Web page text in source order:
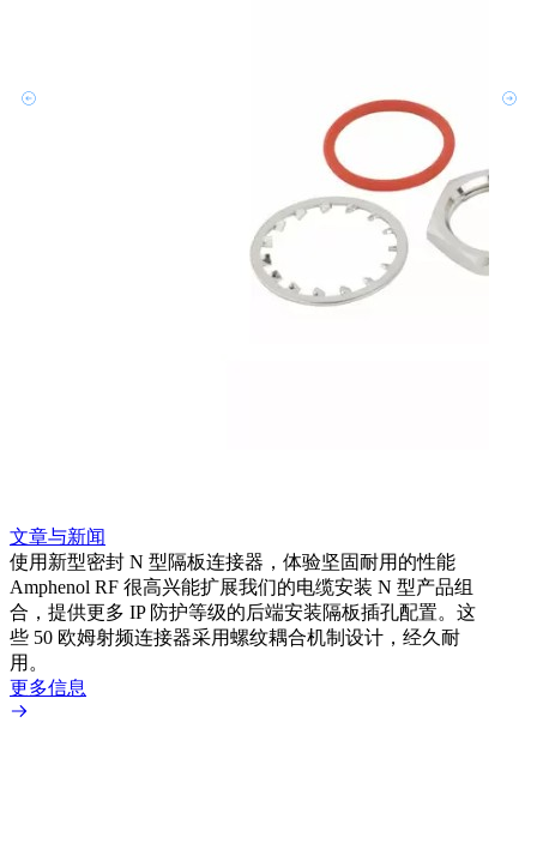
文章与新闻
使用新型密封 N 型隔板连接器，体验坚固耐用的性能
Amphenol RF 很高兴能扩展我们的电缆安装 N 型产品组
合，提供更多 IP 防护等级的后端安装隔板插孔配置。这
些 50 欧姆射频连接器采用螺纹耦合机制设计，经久耐
用。
更多信息